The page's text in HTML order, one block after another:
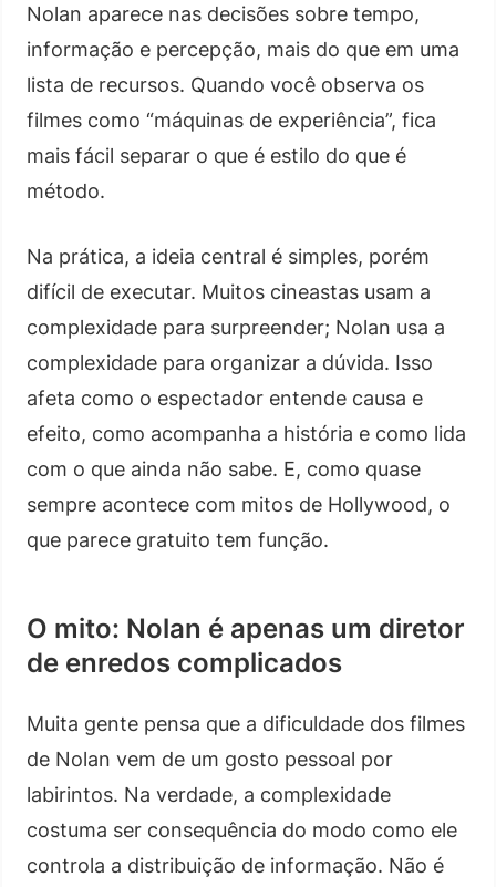
Nolan aparece nas decisões sobre tempo,
informação e percepção, mais do que em uma
lista de recursos. Quando você observa os
filmes como “máquinas de experiência”, fica
mais fácil separar o que é estilo do que é
método.
Na prática, a ideia central é simples, porém
difícil de executar. Muitos cineastas usam a
complexidade para surpreender; Nolan usa a
complexidade para organizar a dúvida. Isso
afeta como o espectador entende causa e
efeito, como acompanha a história e como lida
com o que ainda não sabe. E, como quase
sempre acontece com mitos de Hollywood, o
que parece gratuito tem função.
O mito: Nolan é apenas um diretor
de enredos complicados
Muita gente pensa que a dificuldade dos filmes
de Nolan vem de um gosto pessoal por
labirintos. Na verdade, a complexidade
costuma ser consequência do modo como ele
controla a distribuição de informação. Não é